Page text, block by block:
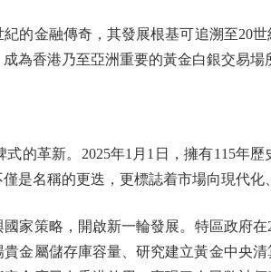
金融傳奇，其發展根基可追溯至20世
為香港乃至亞洲重要的黃金白銀交易場
革新。2025年1月1日，擁有115年歷
是名稱的更迭，更標誌着市場向現代化
策略，開啟新一輪發展。特區政府在
金屬儲存庫容量、研究建立黃金中央